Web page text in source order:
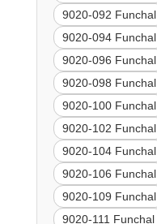
9020-092 Funchal
9020-094 Funchal
9020-096 Funchal
9020-098 Funchal
9020-100 Funchal
9020-102 Funchal
9020-104 Funchal
9020-106 Funchal
9020-109 Funchal
9020-111 Funchal